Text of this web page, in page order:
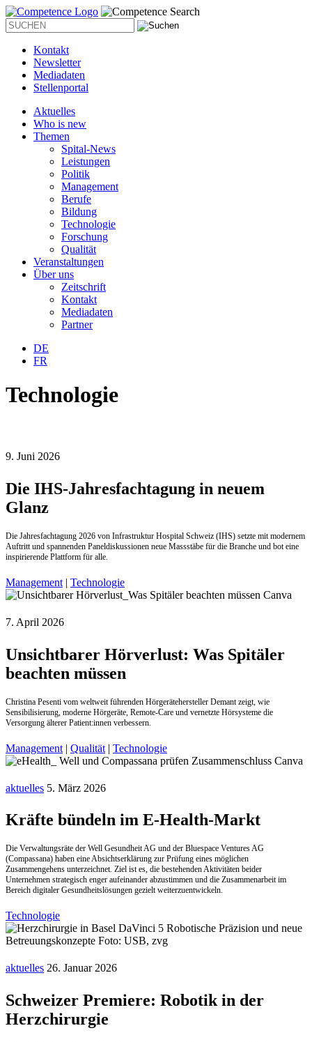
Kontakt
Newsletter
Mediadaten
Stellenportal
Aktuelles
Who is new
Themen
Spital-News
Leistungen
Politik
Management
Berufe
Bildung
Technologie
Forschung
Qualität
Veranstaltungen
Über uns
Zeitschrift
Kontakt
Mediadaten
Partner
DE
FR
Technologie
9. Juni 2026
Die IHS-Jahresfachtagung in neuem
Glanz
Die Jahresfachtagung 2026 von Infrastruktur Hospital Schweiz (IHS) setzte mit modernem
Auftritt und spannenden Panel­diskussionen neue Massstäbe für die Branche und bot eine
inspirierende Plattform für alle.
Management | Technologie
7. April 2026
Unsichtbarer Hörverlust: Was Spitäler
beachten müssen
Christina Pesenti vom weltweit führenden Hörgerätehersteller Demant zeigt, wie
Sensibilisierung, moderne Hörgeräte, Remote-Care und vernetzte Hörsysteme die
Versorgung älterer Patient:innen verbessern.
Management | Qualität | Technologie
aktuelles 5. März 2026
Kräfte bündeln im E-Health-Markt
Die Verwaltungsräte der Well Gesundheit AG und der Bluespace Ventures AG
(Compassana) haben eine Absichtserklärung zur Prüfung eines möglichen
Zusammengehens unterzeichnet. Ziel ist es, die bestehenden Aktivitäten beider
Unternehmen strategisch enger aufeinander abzustimmen und die Zusammenarbeit im
Bereich digitaler Gesundheitslösungen gezielt weiterzuentwickeln.
Technologie
aktuelles 26. Januar 2026
Schweizer Premiere: Robotik in der
Herzchirurgie